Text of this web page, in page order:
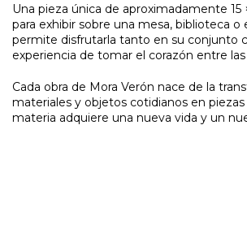
Una pieza única de aproximadamente 15
para exhibir sobre una mesa, biblioteca o
permite disfrutarla tanto en su conjunto
experiencia de tomar el corazón entre
Cada obra de Mora Verón nace de la
materiales y objetos cotidianos en piezas
materia adquiere una nueva vida y un